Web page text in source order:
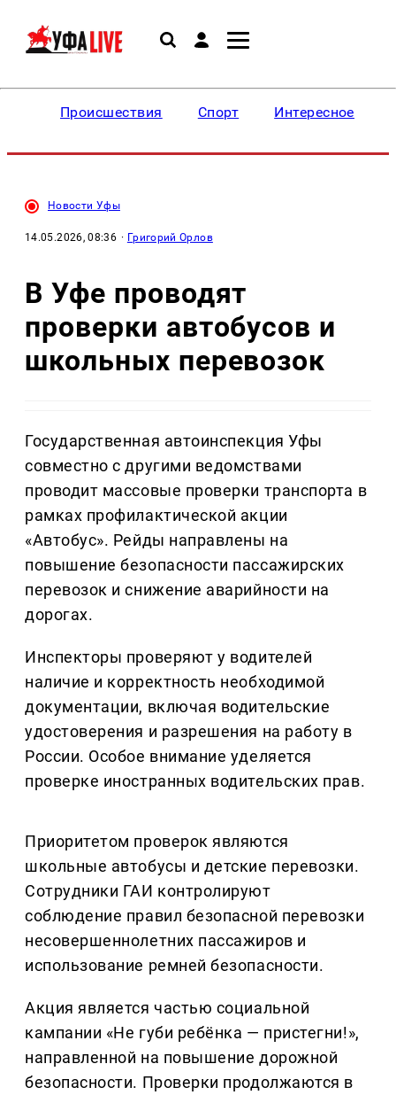
Происшествия Спорт Интересное
Новости Уфы
14.05.2026, 08:36 · Григорий Орлов
В Уфе проводят
проверки автобусов и
школьных перевозок
Государственная автоинспекция Уфы
совместно с другими ведомствами
проводит массовые проверки транспорта в
рамках профилактической акции
«Автобус». Рейды направлены на
повышение безопасности пассажирских
перевозок и снижение аварийности на
дорогах.
Инспекторы проверяют у водителей
наличие и корректность необходимой
документации, включая водительские
удостоверения и разрешения на работу в
России. Особое внимание уделяется
проверке иностранных водительских прав.
Приоритетом проверок являются
школьные автобусы и детские перевозки.
Сотрудники ГАИ контролируют
соблюдение правил безопасной перевозки
несовершеннолетних пассажиров и
использование ремней безопасности.
Акция является частью социальной
кампании «Не губи ребёнка — пристегни!»,
направленной на повышение дорожной
безопасности. Проверки продолжаются в